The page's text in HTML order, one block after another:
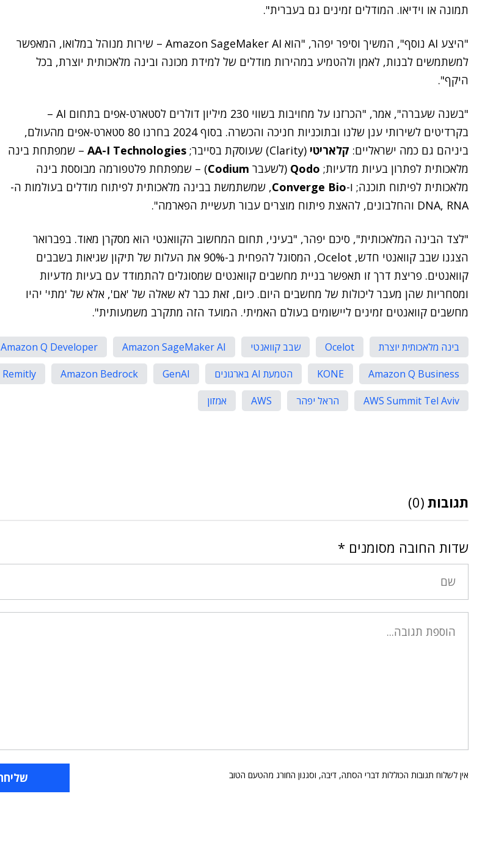
תמונה או וידיאו. המודלים זמינים גם בעברית".
"היצע AI נוסף", המשיך וסיפר יפהר, "הוא Amazon SageMaker AI – שירות מנוהל במלואו, המאפשר
למשתמשים לבנות, לאמן ולהטמיע במהירות מודלים של למידת מכונה ובינה מלאכותית יוצרת, בכל
היקף".
"בשנה שעברה", אמר, "הכרזנו על מחויבות בשווי 230 מיליון דולרים לסטארט-אפים בתחום AI –
בקרדיטים לשירותי ענן שלנו ובתוכניות חניכה והכשרה. בסוף 2024 בחרנו 80 סטארט-אפים מהעולם,
ביניהם גם כמה ישראליים: קלאריטי (Clarity) שעוסקת בסייבר; AA-I Technologies – שמפתחת בינה
מלאכותית לפתרון בעיות מדעיות; Qodo (לשעבר Codium) – שמפתחת פלטפורמה מבוססת בינה
מלאכותית לפיתוח תוכנה; ו-Converge Bio, שמשתמשת בבינה מלאכותית לפיתוח מודלים בעולמות ה-
DNA, RNA והחלבונים, להאצת פיתוח מוצרים עבור תעשיית הפארמה".
"לצד הבינה המלאכותית", סיכם יפהר, "בעיני, תחום המחשוב הקוואנטי הוא מסקרן מאוד. בפברואר
הצגנו שבב קוואנטי חדש, Ocelot, המסוגל להפחית ב-90% את העלות של תיקון שגיאות בשבבים
קוואנטים. פריצת דרך זו תאפשר בניית מחשבים קוואנטים שמסוגלים להתמודד עם בעיות מדעיות
ומסחריות שהן מעבר ליכולות של מחשבים היום. כיום, זאת כבר לא שאלה של 'אם', אלא של 'מתי' יהיו
מחשבים קוואנטים זמינים ליישומים בעולם האמיתי. המועד הזה מתקרב משמעותית".
בינה מלאכותית יוצרת Ocelot שבב קוואנטי Amazon SageMaker AI
Amazon Q Developer
Amazon Q Business
KONE הטמעת AI בארגונים GenAI
Amazon Bedrock
Remitly
AWS Summit Tel Aviv
הראל יפהר AWS אמזון
תגובות (0)
שדות החובה מסומנים *
אין לשלוח תגובות הכוללות דברי הסתה, דיבה, וסגנון החורג מהטעם הטוב